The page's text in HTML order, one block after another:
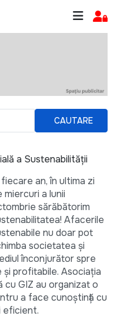
CAUTARE
a Sustenabilității
fiecare an, în ultima zi
miercuri a lunii
sărăbătorim
Afacerile
nu doar pot
societatea și
înconjurător spre
profitabile. Asociația
cu GIZ au organizat o
a face cunoștință cu
eficient.